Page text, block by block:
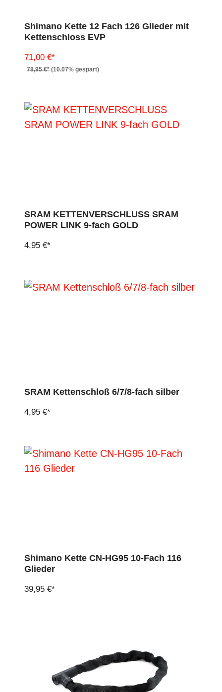
Shimano Kette 12 Fach 126 Glieder mit
Kettenschloss EVP
71,00 €*
78,95 €* (10.07% gespart)
SRAM KETTENVERSCHLUSS SRAM
POWER LINK 9-fach GOLD
4,95 €*
SRAM Kettenschloß 6/7/8-fach silber
4,95 €*
Shimano Kette CN-HG95 10-Fach 116
Glieder
39,95 €*